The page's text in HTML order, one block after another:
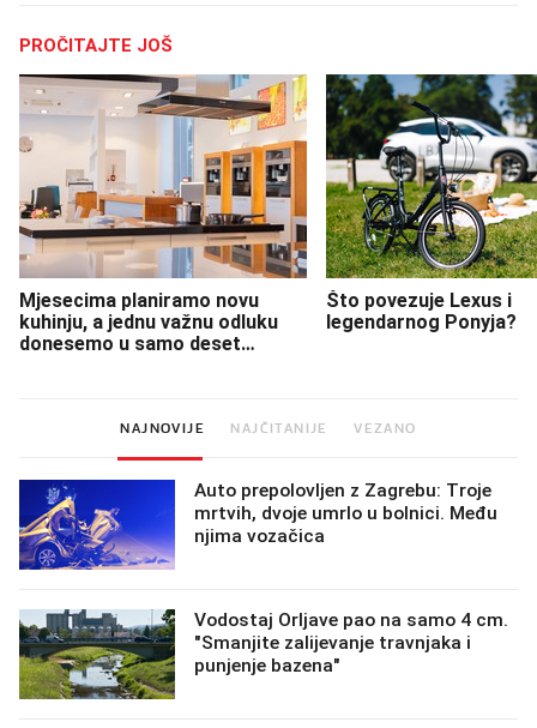
PROČITAJTE JOŠ
Mjesecima planiramo novu
kuhinju, a jednu važnu odluku
donesemo u samo deset
Što povezuje Lexus i
legendarnog Ponyja?
NAJNOVIJE NAJČITANIJE VEZANO
Auto prepolovljen z Zagrebu: Troje
mrtvih, dvoje umrlo u bolnici. Među
njima vozačica
Vodostaj Orljave pao na samo 4 cm.
"Smanjite zalijevanje travnjaka i
punjenje bazena"